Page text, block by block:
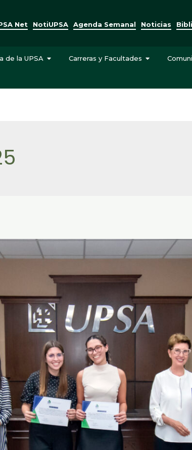
Net NotiUPSA Agenda Semanal Noticias
de la UPSA Carreras y Facultades